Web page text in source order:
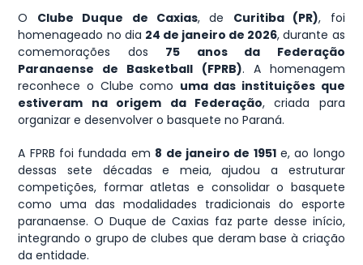
O Clube Duque de Caxias, de Curitiba (PR), foi
homenageado no dia 24 de janeiro de 2026, durante as
comemorações dos 75 anos da Federação
Paranaense de Basketball (FPRB). A homenagem
reconhece o Clube como uma das instituições que
estiveram na origem da Federação, criada para
organizar e desenvolver o basquete no Paraná.
A FPRB foi fundada em 8 de janeiro de 1951e, ao longo
dessas sete décadas e meia, ajudou a estruturar
competições, formar atletas e consolidar o basquete
como uma das modalidades tradicionais do esporte
paranaense. O Duque de Caxias faz parte desse início,
integrando o grupo de clubes que deram base à criação
da entidade.